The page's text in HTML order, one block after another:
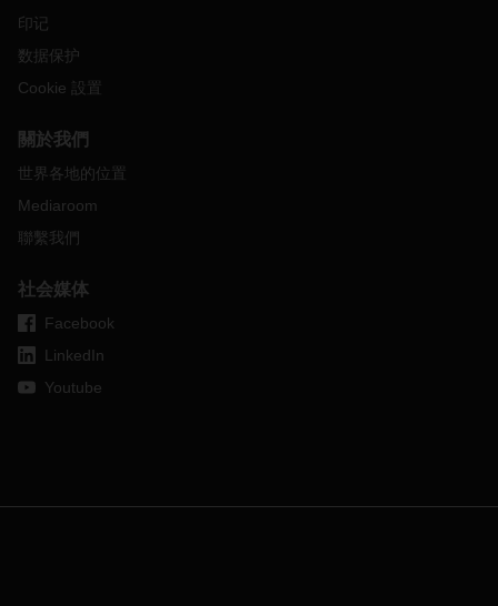
印记
数据保护
Cookie 設置
關於我們
世界各地的位置
Mediaroom
聯繫我們
社会媒体
Facebook
LinkedIn
Youtube